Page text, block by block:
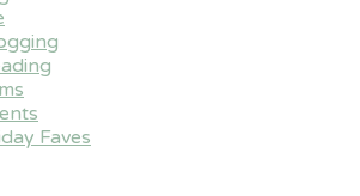
Faves